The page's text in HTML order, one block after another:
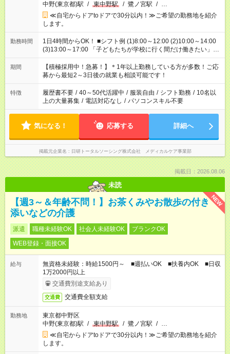
中野(東京都)駅 / 東中野駅 / 鷺ノ宮駅 / …
≪自宅からドアtoドアで30分以内！≫ご希望の勤務地を紹介
します。
勤務時間
1日4時間からOK！ ■シフト例 (1)8:00～12:00 (2)10:00～14:00
(3)13:00～17:00 「子どもたちが学校に行く間だけ働きたい」
「余裕を持って夕飯の準備がしたい」 「午前中は働いて、午後
はプライベートの時間にしたい」 など、ご希望を教えてくださ
いね。 ※Wワーク希望の方へ 今ご覧のお仕事で希望する勤務時
間と、もう1つのお仕事の勤務時間。 合計で週40時間を超える
場合は応募できません。
期間
【積極採用中！急募！】＊1年以上勤務している方が多数！ご応
募から最短2～3日後の就業も相談可能です！
特徴 履歴書不要 / 40～50代活躍中 / 服装自由 / シフト勤務 / 10名以
上の大量募集 / 電話対応なし / パソコンスキル不要
気になる！ 応募する 詳細へ
掲載元企業名 日研トータルソーシング株式会社 メディカルケア事業部
掲載日：2026.08.06
未読
NEW
【週3～＆年齢不問！】お茶くみやお散歩の付き
添いなどの介護
派遣 職種未経験OK 社会人未経験OK
ブランクOK
WEB登録・面接OK
給与
無資格未経験：時給1500円～ ■週払いOK ■扶養内OK ■日収
1万2000円以上
交通費別途支給あり
交通費 交通費全額支給
勤務地
東京都中野区
中野(東京都)駅 / 東中野駅 / 鷺ノ宮駅 / …
≪自宅からドアtoドアで30分以内！≫ご希望の勤務地を紹介
します。